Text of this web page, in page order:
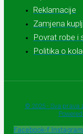
Reklamacije
Zamjena
Povrat robe i
Politika o
© 2025 - Sva prava
Facebook-f Instagram